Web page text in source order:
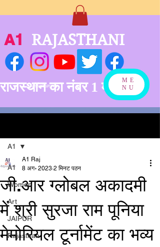
राजस्थान का नंबर 1 मीडिया
बनने को अग्रसर
ME
NU
A1 RAJASTHANI
A1
Women
Art
JAIPUR
Rajasthan
A1
जी.आर ग्लोबल अकादमी
में श्री सुरजा राम पूनिया
मेमोरियल टूर्नामेंट का भव्य
A1 Raj
8 अग॰ 2023 2 मिनट पठन